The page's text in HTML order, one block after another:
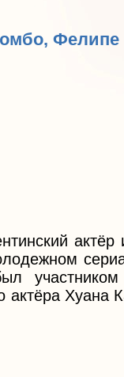
Фелипе
актёра